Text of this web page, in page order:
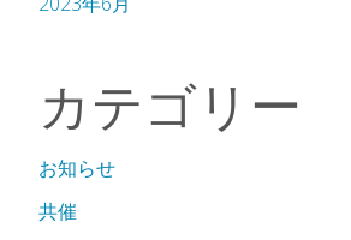
カテゴリー
お知らせ
共催